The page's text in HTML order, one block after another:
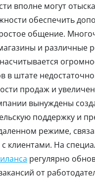
вполне могут
обеспечить
общение.
и различные
в штате
продаж и
вынуждены
поддержку и
режиме,
клиентами. На
регулярно
от